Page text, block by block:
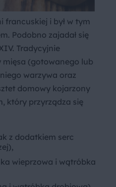
francuskiej i był w tym
Podobno zajadał się
Tradycyjnie
(gotowanego lub
warzywa oraz
domowy kojarzony
który przyrządza się
z dodatkiem serc
wieprzowa i wątróbka